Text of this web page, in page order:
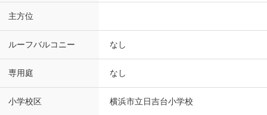
主方位
ルーフバルコニー なし
専用庭 なし
小学校区 横浜市立日吉台小学校